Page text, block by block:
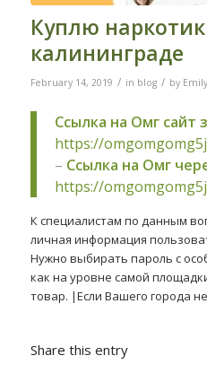
Куплю
калининграде
February 14, 2019 / in blog / by
Ссылка на Омг сайт
https://
– Ссылка на Омг
https://
К специалистам по данным
личная информация
Нужно выбирать пароль с
как на уровне самой
товар. |Если Вашего города
Share this entry